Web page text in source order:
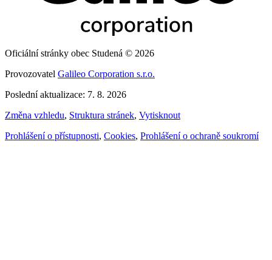
Oficiální stránky obec Studená © 2026
Provozovatel Galileo Corporation s.r.o.
Poslední aktualizace: 7. 8. 2026
Změna vzhledu, Struktura stránek, Vytisknout
Prohlášení o přístupnosti, Cookies, Prohlášení o ochraně soukromí